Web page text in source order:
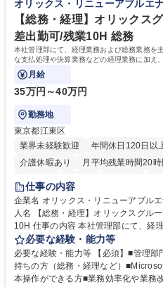
を一律支給！ ■管理業務主任者資格取得後には50,000円/月の手当あり！
学歴・資格 学歴：大学院 大学 高専
一種運転免許普通自動車
オリックス・リニューアブルエ
【総務・経理】オリックス
差出勤可/残業10H 総務
本社管理部にて、経理業務および総務業務を
な支払処理や決算業務などの経理業務に加え
対策など幅広い総務業務もお任せします。
月給
35万円～40万円
勤務地
東京都江東区
業界未経験歓迎
年間休日120日以
介護休暇あり
月平均残業時間20時
研修あり
在宅OK
駅近5分以内
資格取得手当あり
仕事の内容
企業名 オリックス・リニューアブルエ
人名 【総務・経理】オリックスグル
10H 仕事の内容 本社管理部にて、経理業務および総務業務を主担当とし
てご担当いただきます。 日常的な支
え、車両管理・書類管理・本社設備
お任せします。 業務効率化や業務改善の提案・推進にも積極的に取り組ん
でいただくことを期待しています。
必要な経験・能力等
必要な経験・能力等 【必須】■管理
持ちの方（総務・経理など）
本操作ができる方■業務効率化や業務